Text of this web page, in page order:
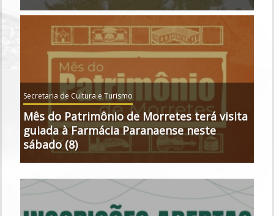
Secretaria de Cultura e Turismo
Mês do Patrimônio de Morretes terá visita
guiada à Farmácia Paranaense neste
sábado (8)